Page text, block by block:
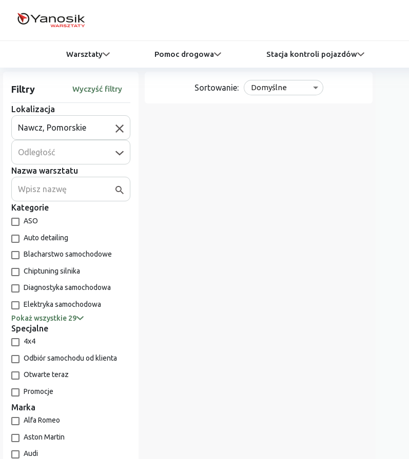
Warsztaty Pomoc drogowa Stacja kontroli pojazdów
Filtry Wyczyść filtry
Lokalizacja
Odległość
Nazwa warsztatu
Kategorie
ASO
Auto detailing
Blacharstwo samochodowe
Chiptuning silnika
Diagnostyka samochodowa
Elektryka samochodowa
Pokaż wszystkie 29
Specjalne
4x4
Odbiór samochodu od klienta
Otwarte teraz
Promocje
Marka
Alfa Romeo
Aston Martin
Audi
Sortowanie: Domyślne